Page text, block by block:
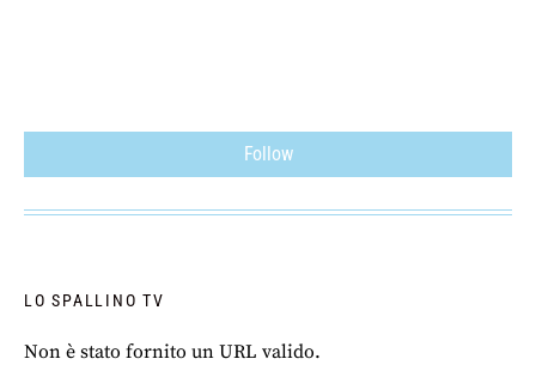
Follow
LO SPALLINO TV
Non è stato fornito un URL valido.